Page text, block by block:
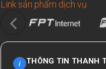
Link sản phẩm dịch vụ
i THÔNG TIN THANH